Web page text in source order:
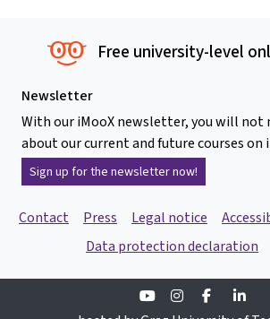
Free university-level
Newsletter
With our iMooX newsletter, you will not
about our current and future courses on
Sign up for the newsletter now!
Contact Press Legal notice
Data protection declaration
YoutubeInstagram